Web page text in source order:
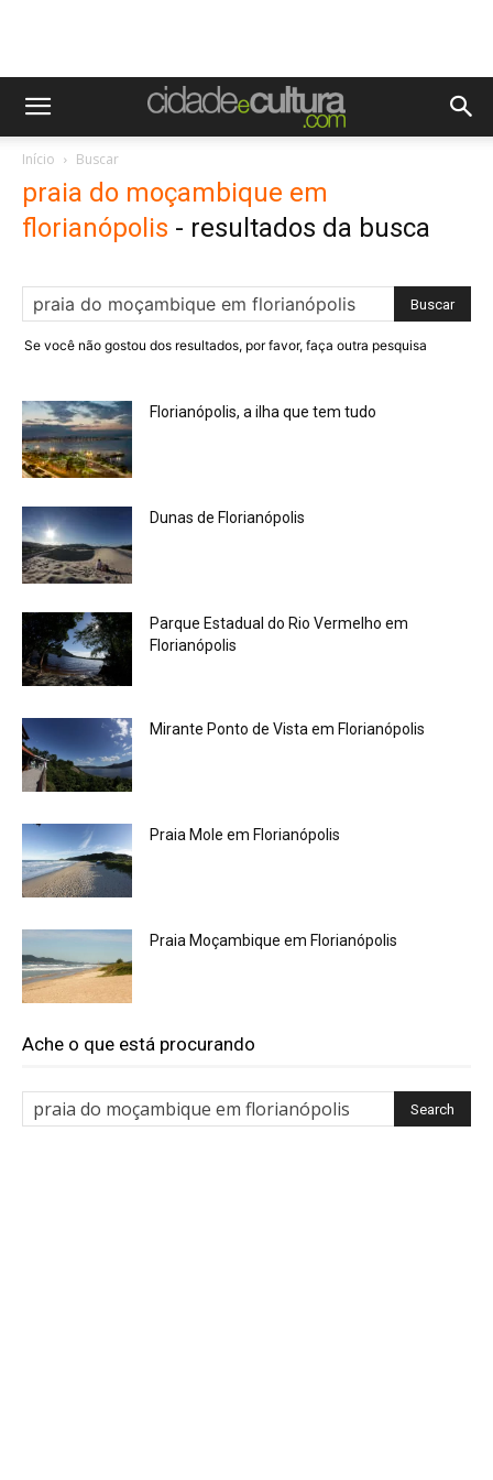
Início Buscar
praia do moçambique em
florianópolis - resultados da busca
Se você não gostou dos resultados, por favor, faça outra pesquisa
Florianópolis, a ilha que tem tudo
Dunas de Florianópolis
Parque Estadual do Rio Vermelho em
Florianópolis
Mirante Ponto de Vista em Florianópolis
Praia Mole em Florianópolis
Praia Moçambique em Florianópolis
Ache o que está procurando